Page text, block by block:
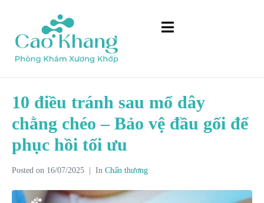
10 điều tránh sau mổ dây
chằng chéo – Bảo vệ đầu gối để
phục hồi tối ưu
Posted on 16/07/2025 In Chấn thương